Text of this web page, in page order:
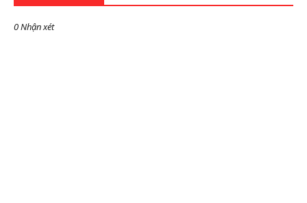
0 Nhận xét